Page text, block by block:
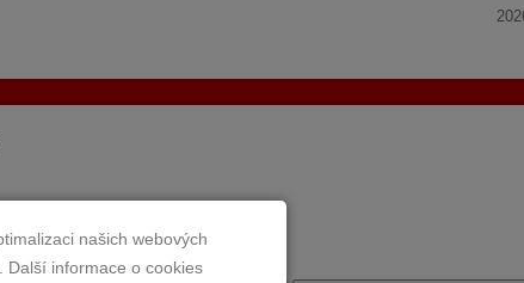
našich webových
Další informace o cookies
cokoliv z oboru realit.